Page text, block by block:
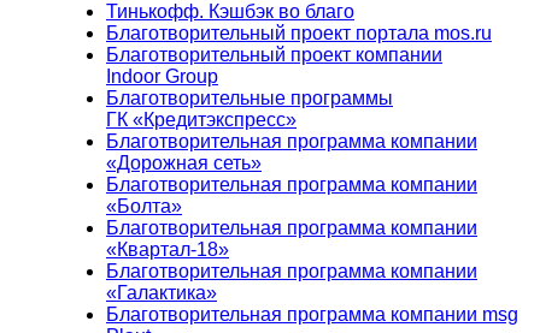
Тинькофф. Кэшбэк во благо
Благотворительный проект портала mos.ru
Благотворительный проект компании
Indoor Group
Благотворительные программы
ГК «Кредитэкспресс»
Благотворительная программа компании
«Дорожная сеть»
Благотворительная программа компании
«Болта»
Благотворительная программа компании
«Квартал-18»
Благотворительная программа компании
«Галактика»
Благотворительная программа компании msg